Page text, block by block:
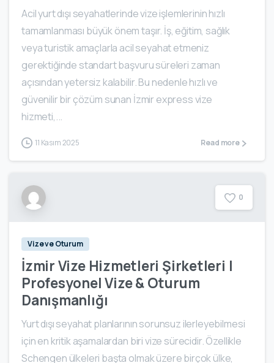
Acil yurt dışı seyahatlerinde vize işlemlerinin hızlı
tamamlanması büyük önem taşır. İş, eğitim, sağlık
veya turistik amaçlarla acil seyahat etmeniz
gerektiğinde standart başvuru süreleri zaman
açısından yetersiz kalabilir. Bu nedenle hızlı ve
güvenilir bir çözüm sunan İzmir express vize
hizmeti,...
11 Kasım 2025 Read more
0
Vize ve Oturum
İzmir Vize Hizmetleri Şirketleri |
Profesyonel Vize & Oturum
Danışmanlığı
Yurt dışı seyahat planlarının sorunsuz ilerleyebilmesi
için en kritik aşamalardan biri vize sürecidir. Özellikle
Schengen ülkeleri başta olmak üzere birçok ülke,